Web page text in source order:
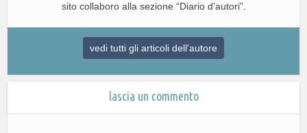
sito collaboro alla sezione “Diario d’autori”.
vedi tutti gli articoli dell'autore
lascia un commento